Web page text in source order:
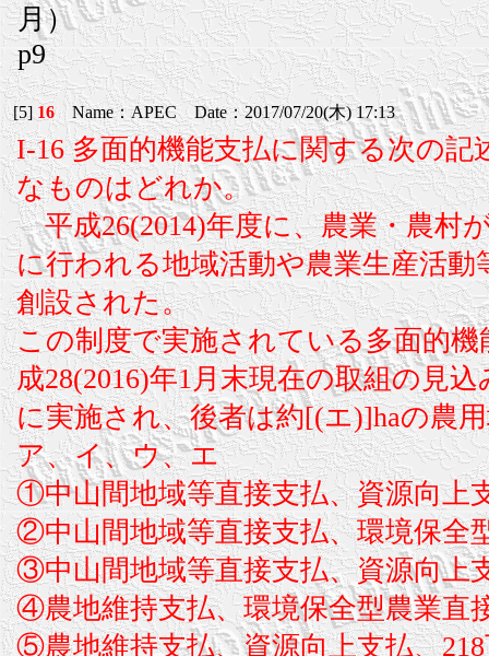
月）
p9
[5] 16Name：APEC Date：2017/07/20(木) 17:13
I-16 多面的機能支払に関する次の
なものはどれか。
平成26(2014)年度に、農業・農村
に行われる地域活動や農業生産活
創設された。
この制度で実施されている多面的
成28(2016)年1月末現在の取組の見
に実施され、後者は約[(エ)]haの農
ア、イ、ウ、エ
①中山間地域等直接支払、資源向上
②中山間地域等直接支払、環境保全
③中山間地域等直接支払、資源向上
④農地維持支払、環境保全型農業直
⑤農地維持支払、資源向上支払、218